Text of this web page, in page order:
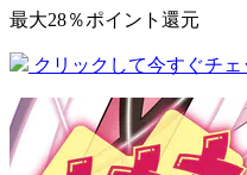
最大28％ポイント還元
クリックして今すぐチェ